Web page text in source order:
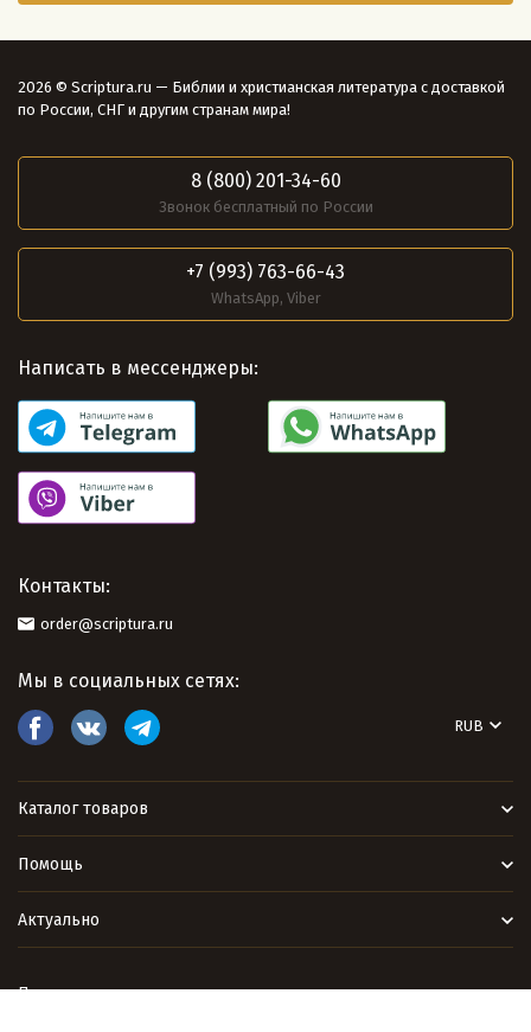
2026 © Scriptura.ru — Библии и христианская литература с доставкой
по России, СНГ и другим странам мира!
8 (800) 201-34-60
Звонок бесплатный по России
+7 (993) 763-66-43
WhatsApp, Viber
Написать в мессенджеры:
Контакты:
order@scriptura.ru
Мы в социальных сетях:
RUB
Каталог товаров
Помощь
Актуально
Политика персональных данных